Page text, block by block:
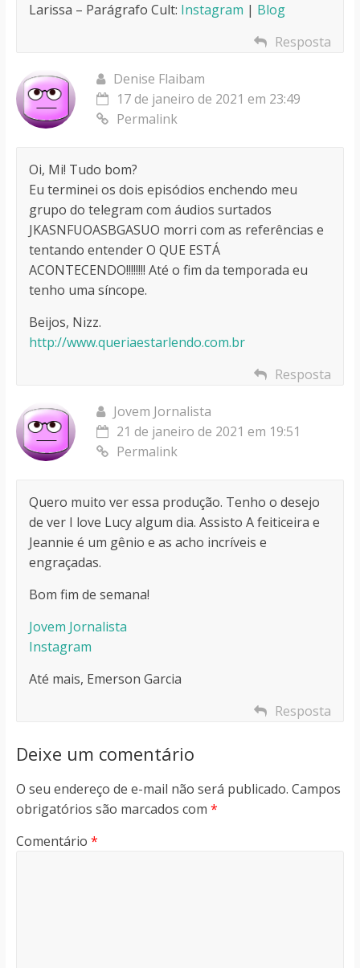
Larissa – Parágrafo Cult: Instagram | Blog
Resposta
Denise Flaibam
17 de janeiro de 2021 em 23:49
Permalink
Oi, Mi! Tudo bom?
Eu terminei os dois episódios enchendo meu
grupo do telegram com áudios surtados
JKASNFUOASBGASUO morri com as referências e
tentando entender O QUE ESTÁ
ACONTECENDO!!!!!!!! Até o fim da temporada eu
tenho uma síncope.
Beijos, Nizz.
http://www.queriaestarlendo.com.br
Resposta
Jovem Jornalista
21 de janeiro de 2021 em 19:51
Permalink
Quero muito ver essa produção. Tenho o desejo
de ver I love Lucy algum dia. Assisto A feiticeira e
Jeannie é um gênio e as acho incríveis e
engraçadas.
Bom fim de semana!
Jovem Jornalista
Instagram
Até mais, Emerson Garcia
Resposta
Deixe um comentário
O seu endereço de e-mail não será publicado. Campos
obrigatórios são marcados com *
Comentário *